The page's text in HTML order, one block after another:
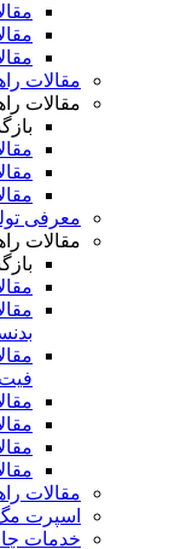
مقالات
مقالات
معرفی
مقالات
فیت
مقالات
اسپرت
خدمات